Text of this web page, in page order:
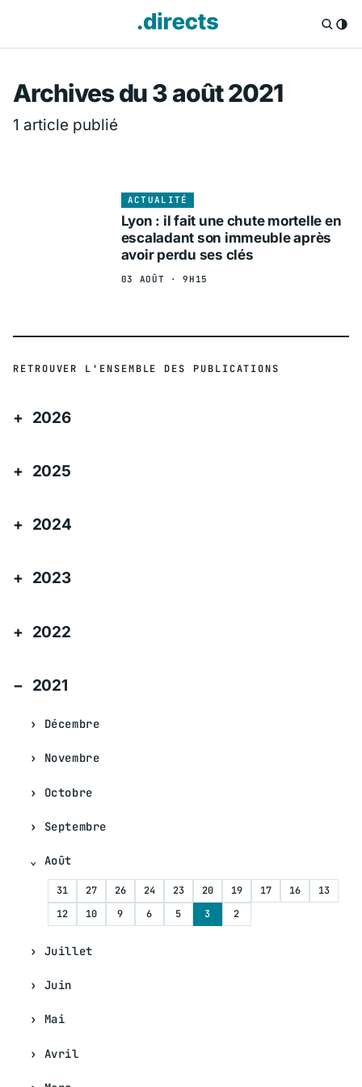
Directs.fr —
Archives du 3 août 2021
1 article publié
ACTUALITÉ
Lyon : il fait une chute mortelle en
escaladant son immeuble après
avoir perdu ses clés
03 AOÛT · 9H15
RETROUVER L'ENSEMBLE DES PUBLICATIONS
2026
2025
2024
2023
2022
2021
Décembre
Novembre
Octobre
Septembre
Août
31 27 26 24 23 20 19 17 16
13
12
10 9 6 5 3 2
Juillet
Juin
Mai
Avril